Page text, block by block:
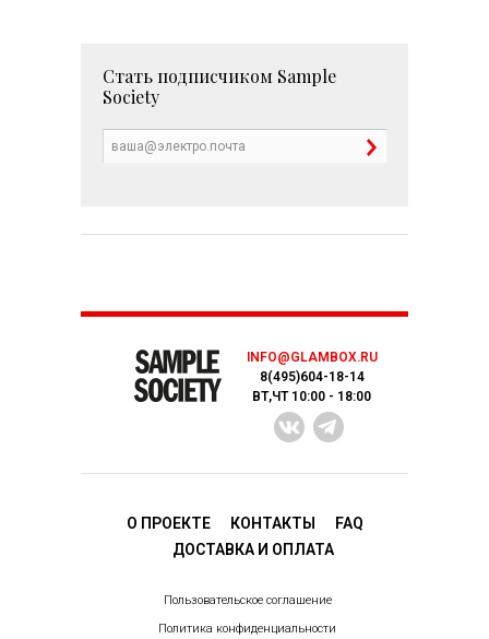
Стать подписчиком Sample
Society
INFO@GLAMBOX.RU
8(495)604-18-14
ВТ,ЧТ 10:00 - 18:00
О ПРОЕКТЕ КОНТАКТЫ
FAQ
ДОСТАВКA И ОПЛАТА
Пользовательское соглашение
Политика конфиденциальности